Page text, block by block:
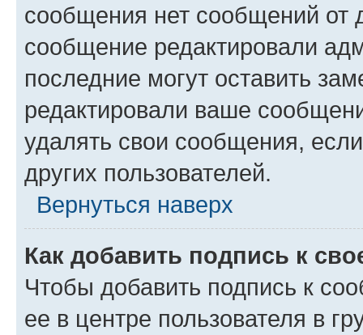
сообщения нет сообщений от
сообщение редактировали
последние могут оставить
редактировали ваше
удалять свои сообщения,
других пользователей.
Вернуться наверх
Как добавить подпись к
Чтобы добавить подпись к
ее в центре пользователя в